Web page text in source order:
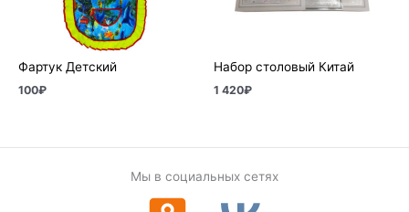
Фартук Детский
100₽
Набор столовый Китай
1 420₽
Мы в социальных сетях